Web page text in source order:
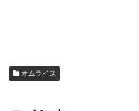
オムライス